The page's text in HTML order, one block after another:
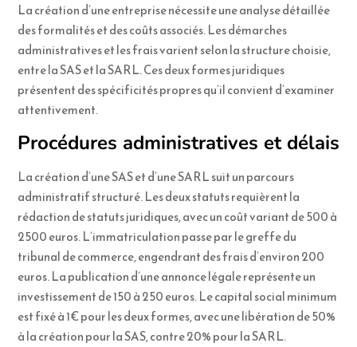
La création d’une entreprise nécessite une analyse détaillée
des formalités et des coûts associés. Les démarches
administratives et les frais varient selon la structure choisie,
entre la SAS et la SARL. Ces deux formes juridiques
présentent des spécificités propres qu’il convient d’examiner
attentivement.
Procédures administratives et délais
La création d’une SAS et d’une SARL suit un parcours
administratif structuré. Les deux statuts requièrent la
rédaction de statuts juridiques, avec un coût variant de 500 à
2500 euros. L’immatriculation passe par le greffe du
tribunal de commerce, engendrant des frais d’environ 200
euros. La publication d’une annonce légale représente un
investissement de 150 à 250 euros. Le capital social minimum
est fixé à 1€ pour les deux formes, avec une libération de 50%
à la création pour la SAS, contre 20% pour la SARL.